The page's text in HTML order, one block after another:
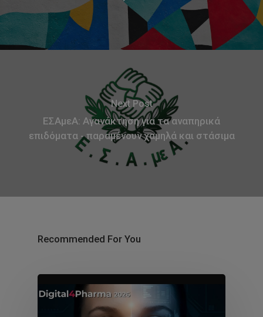
Next Post
ΕΣΑμεΑ: Αγανάκτηση για τα αναπηρικά
επιδόματα - παραμένουν χαμηλά και στάσιμα
Recommended For You